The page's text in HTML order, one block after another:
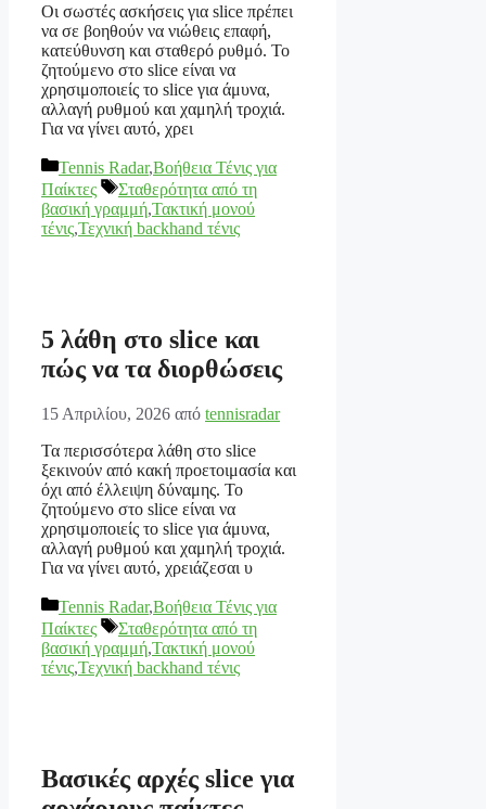
Οι σωστές ασκήσεις για slice πρέπει
να σε βοηθούν να νιώθεις επαφή,
κατεύθυνση και σταθερό ρυθμό. Το
ζητούμενο στο slice είναι να
χρησιμοποιείς το slice για άμυνα,
αλλαγή ρυθμού και χαμηλή τροχιά.
Για να γίνει αυτό, χρει
Κατηγορίες
Tennis Radar,Βοήθεια Τένις για
Παίκτες
Ετικέτες
Σταθερότητα από τη
βασική γραμμή,Τακτική μονού
τένις,Τεχνική backhand τένις
5 λάθη στο slice και
πώς να τα διορθώσεις
15 Απριλίου, 2026 από tennisradar
Τα περισσότερα λάθη στο slice
ξεκινούν από κακή προετοιμασία και
όχι από έλλειψη δύναμης. Το
ζητούμενο στο slice είναι να
χρησιμοποιείς το slice για άμυνα,
αλλαγή ρυθμού και χαμηλή τροχιά.
Για να γίνει αυτό, χρειάζεσαι υ
Κατηγορίες
Tennis Radar,Βοήθεια Τένις για
Παίκτες
Ετικέτες
Σταθερότητα από τη
βασική γραμμή,Τακτική μονού
τένις,Τεχνική backhand τένις
Βασικές αρχές slice για